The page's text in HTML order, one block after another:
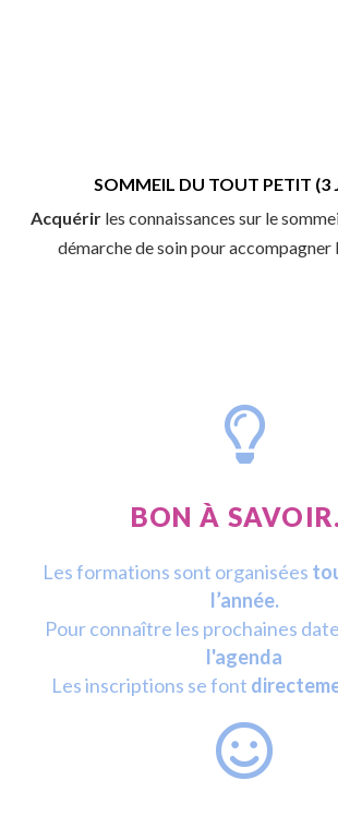
SOMMEIL DU TOUT PETIT (3
Acquérirles connaissances sur le
démarche de soin pour
BON À
Les formations sont organisées
l’année.
Pour connaître les prochaines
l'agenda
Les inscriptions se font